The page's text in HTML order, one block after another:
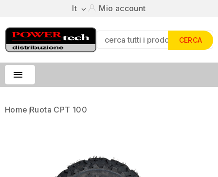
It  Mio account
CERCA

Home Ruota CPT 100